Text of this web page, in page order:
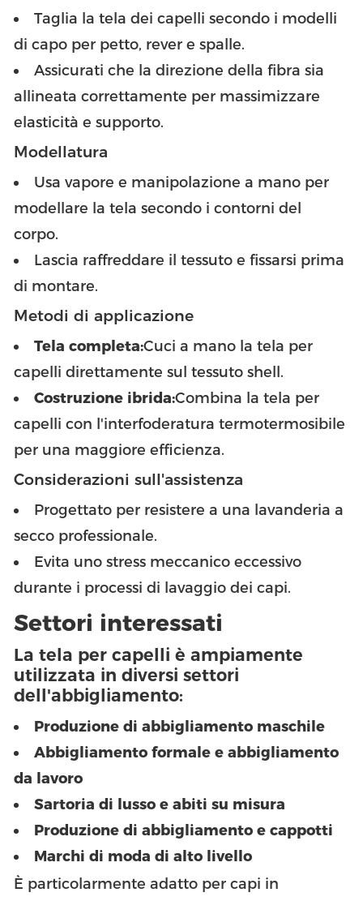
Taglia la tela dei capelli secondo i modelli
di capo per petto, rever e spalle.
Assicurati che la direzione della fibra sia
allineata correttamente per massimizzare
elasticità e supporto.
Modellatura
Usa vapore e manipolazione a mano per
modellare la tela secondo i contorni del
corpo.
Lascia raffreddare il tessuto e fissarsi prima
di montare.
Metodi di applicazione
Tela completa:Cuci a mano la tela per
capelli direttamente sul tessuto shell.
Costruzione ibrida:Combina la tela per
capelli con l'interfoderatura termotermosibile
per una maggiore efficienza.
Considerazioni sull'assistenza
Progettato per resistere a una lavanderia a
secco professionale.
Evita uno stress meccanico eccessivo
durante i processi di lavaggio dei capi.
Settori interessati
La tela per capelli è ampiamente
utilizzata in diversi settori
dell'abbigliamento:
Produzione di abbigliamento maschile
Abbigliamento formale e abbigliamento
da lavoro
Sartoria di lusso e abiti su misura
Produzione di abbigliamento e cappotti
Marchi di moda di alto livello
È particolarmente adatto per capi in